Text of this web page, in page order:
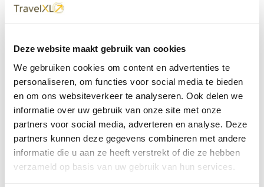
Deze website maakt gebruik van cookies
We gebruiken cookies om content en advertenties te
personaliseren, om functies voor social media te bieden
en om ons websiteverkeer te analyseren. Ook delen we
informatie over uw gebruik van onze site met onze
partners voor social media, adverteren en analyse. Deze
partners kunnen deze gegevens combineren met andere
informatie die u aan ze heeft verstrekt of die ze hebben
verzameld op basis van uw gebruik van hun services.
dichtbij
Met 60+ verkooppunten in Nederland en België staan wij
met onze XL Travelcenters, mobiele reisadviseurs van
TravelXL@Home en deze website altijd voor uw vakantie
klaar.
• Ontzorgen van A-Z • Onafhankelijk advies • Maatwerk •
Bespaar tijd en stress
TravelXLreisbureau's